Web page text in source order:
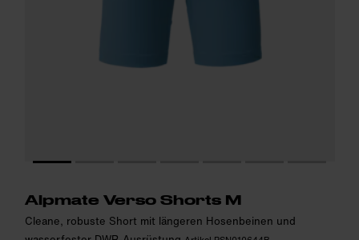
Alpmate Verso Shorts M
Cleane, robuste Short mit längeren Hosenbeinen und